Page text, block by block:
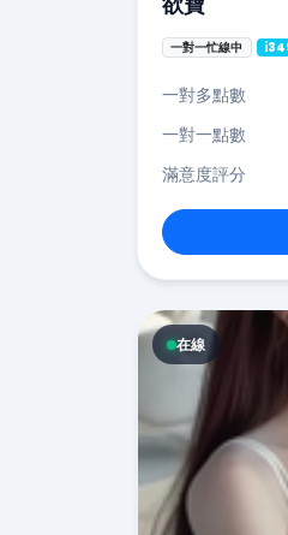
一對一忙線中
一對多點數
一對一點數
滿意度評分
在線